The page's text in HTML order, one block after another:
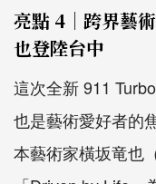
亮點 4｜跨界藝
也登陸台中
這次全新 911
也是藝術愛好者的
本藝術家橫坂竜也